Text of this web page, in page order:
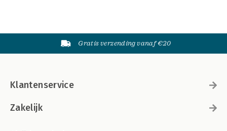
Gratis verzending vanaf €20
Klantenservice
Zakelijk